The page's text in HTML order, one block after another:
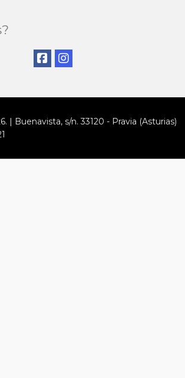
| Buenavista, s/n. 33120 - Pravia (Asturias)